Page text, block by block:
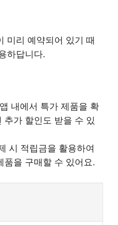
미리 예약되어 있기 때
하답니다.
내에서 특가 제품을 확
추가 할인도 받을 수 있
시 적립금을 활용하여
품을 구매할 수 있어요.